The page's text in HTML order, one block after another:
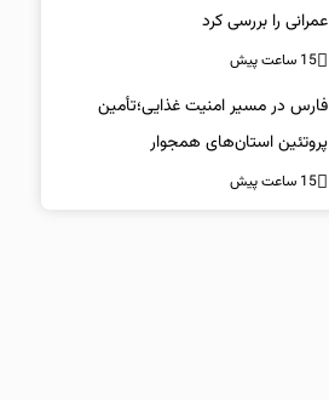
عمرانی را بررسی کرد
15 ساعت پیش
فارس در مسیر امنیت غذایی؛تأمین‌
پروتئین استان‌های همجوار
15 ساعت پیش